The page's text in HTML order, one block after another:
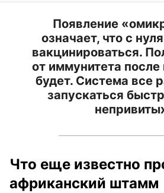
Появление
означает, что с
вакцинироваться.
от иммунитета
будет. Система все
запускаться
Что еще известно
африканский штамм